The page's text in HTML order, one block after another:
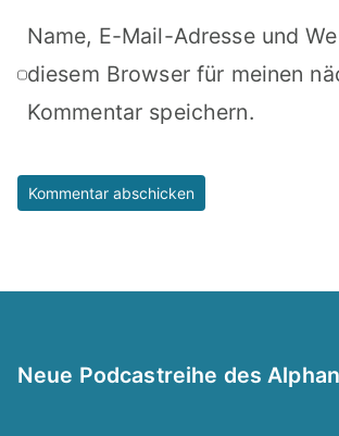
Name, E-Mail-Adresse und
diesem Browser für meinen
Kommentar speichern.
Neue Podcastreihe des